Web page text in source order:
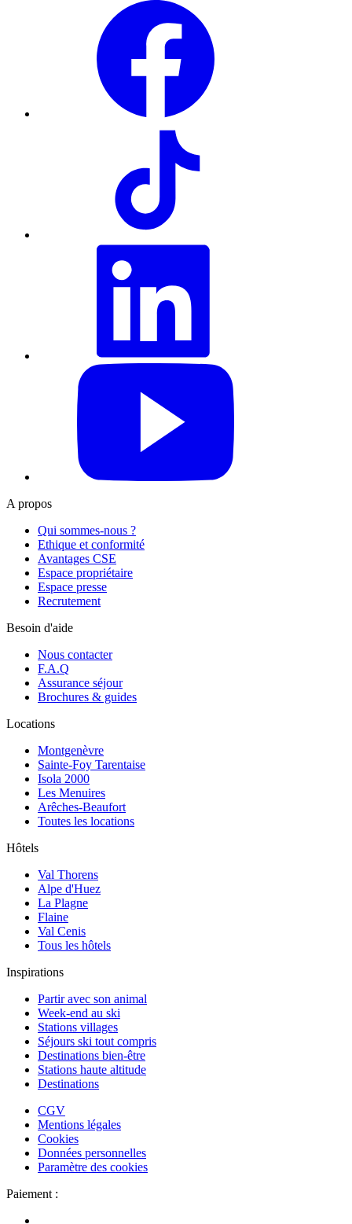
A propos
Qui sommes-nous ?
Ethique et conformité
Avantages CSE
Espace propriétaire
Espace presse
Recrutement
Besoin d'aide
Nous contacter
F.A.Q
Assurance séjour
Brochures & guides
Locations
Montgenèvre
Sainte-Foy Tarentaise
Isola 2000
Les Menuires
Arêches-Beaufort
Toutes les locations
Hôtels
Val Thorens
Alpe d'Huez
La Plagne
Flaine
Val Cenis
Tous les hôtels
Inspirations
Partir avec son animal
Week-end au ski
Stations villages
Séjours ski tout compris
Destinations bien-être
Stations haute altitude
Destinations
CGV
Mentions légales
Cookies
Données personnelles
Paramètre des cookies
Paiement :